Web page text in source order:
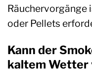
Räuchervorgänge
oder Pellets
Kann der
kaltem Wetter